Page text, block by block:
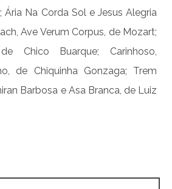
Ária Na Corda Sol e Jesus Alegria
Ave Verum Corpus, de Mozart;
Chico Buarque; Carinhoso,
de Chiquinha Gonzaga; Trem
Barbosa e Asa Branca, de Luiz